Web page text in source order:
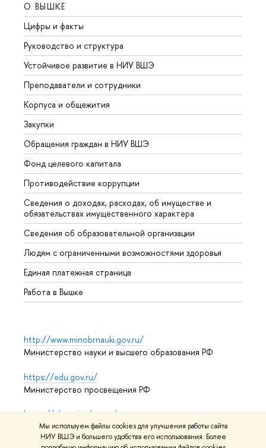
Мы используем файлы cookies для улучшения работы сайта
НИУ ВШЭ и большего удобства его использования. Более
О ВЫШКЕ
Цифры и факты
Руководство и структура
Устойчивое развитие в НИУ ВШЭ
Преподаватели и сотрудники
Корпуса и общежития
Закупки
Обращения граждан в НИУ ВШЭ
Фонд целевого капитала
Противодействие коррупции
Сведения о доходах, расходах, об имуществе и
обязательствах имущественного характера
Сведения об образовательной организации
Людям с ограниченными возможностями здоровья
Единая платежная страница
Работа в Вышке
http://www.minobrnauki.gov.ru/
Министерство науки и высшего образования РФ
https://edu.gov.ru/
Министерство просвещения РФ
https://elearning.hse.ru/mooc
Массовые открытые онлайн-курсы